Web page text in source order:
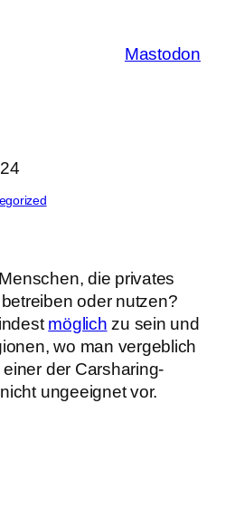
Mastodon
die privates
oder nutzen?
möglich zu sein und
wo man vergeblich
der Carsharing-
ungeeignet vor.